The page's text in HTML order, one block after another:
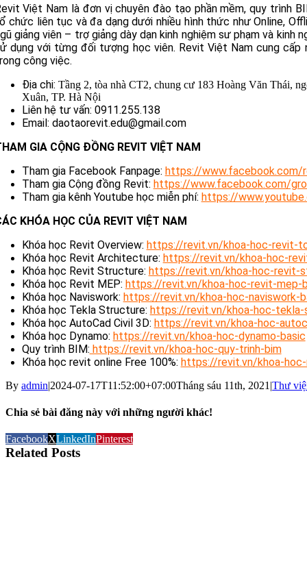
Việt Nam là đơn vị chuyên đào tạo phần mềm, quy trình
chức liên tục và đa dạng dưới nhiều hình thức như Online,
giảng viên – trợ giảng dày dạn kinh nghiệm sư phạm và
dụng với từng đối tượng học viên. Revit Việt Nam cung
công việc.
Địa chi: Tầng 2, tòa nhà CT2, chung cư 183 Hoàng Văn Thái,
Xuân, TP. Hà Nội
Liên hệ tư vấn: 0911.255.138
Email: daotaorevit.edu@gmail.com
GIA CỘNG ĐỒNG REVIT VIỆT NAM
Tham gia Facebook Fanpage: https://www.facebook.com/
Tham gia Cộng đồng Revit: https://www.facebook.com/
Tham gia kênh Youtube học miễn phí: https://
KHÓA HỌC CỦA REVIT VIỆT NAM
Khóa học Revit Overview: https://revit.vn/khoa-hoc-revit-
Khóa học Revit Architecture: https://revit.vn/khoa-hoc-
Khóa học Revit Structure: https://revit.vn/khoa-hoc-revit-
Khóa học Revit MEP: https://revit.vn/khoa-hoc-revit-mep-
Khóa học Naviswork: https://revit.vn/khoa-hoc-naviswork-
Khóa học Tekla Structure: https://revit.vn/khoa-hoc-
Khóa học AutoCad Civil 3D: https://revit.vn/khoa-hoc-
Khóa học Dynamo: https://revit.vn/khoa-hoc-dynamo-basic
Quy trình BIM: https://revit.vn/khoa-hoc-quy-trinh-bim
Khóa học revit online Free 100%: https://revit.vn/khoa-
By admin|2024-07-17T11:52:00+07:00Tháng sáu 11th, 2021 |Thư
Chia sẻ bài đăng này với những người khác!
FacebookXLinkedInPinterest
Related Posts